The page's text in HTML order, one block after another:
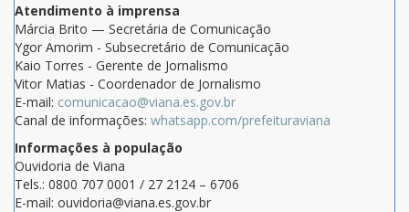
Atendimento à imprensa
Márcia Brito — Secretária de Comunicação
Ygor Amorim - Subsecretário de Comunicação
Kaio Torres - Gerente de Jornalismo
Vitor Matias - Coordenador de Jornalismo
E-mail: comunicacao@viana.es.gov.br
Canal de informações: whatsapp.com/prefeituraviana
Informações à população
Ouvidoria de Viana
Tels.: 0800 707 0001 / 27 2124 – 6706
E-mail: ouvidoria@viana.es.gov.br